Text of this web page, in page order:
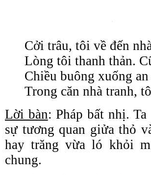
Cởi trâu, tôi về đến
Lòng tôi thanh thản.
Chiều buông xuống
Trong căn nhà tranh,
Lời bàn: Pháp bất nhị.
sự tương quan giửa thỏ
hay trăng vừa ló khỏi
chung.